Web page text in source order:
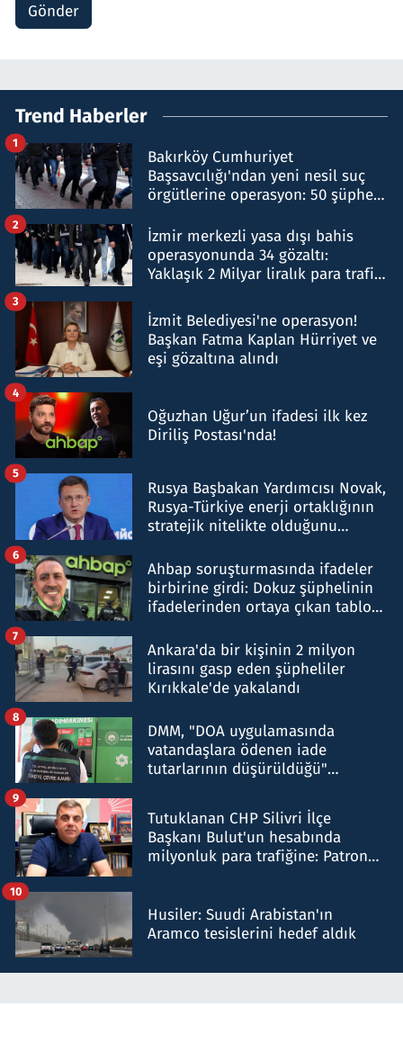
Gönder
Trend Haberler
Bakırköy Cumhuriyet
Başsavcılığı'ndan yeni nesil suç
örgütlerine operasyon: 50 şüpheli
1
İzmir merkezli yasa dışı bahis
operasyonunda 34 gözaltı:
Yaklaşık 2 Milyar liralık para trafiği
2
İzmit Belediyesi'ne operasyon!
Başkan Fatma Kaplan Hürriyet ve
eşi gözaltına alındı
3
Oğuzhan Uğur’un ifadesi ilk kez
Diriliş Postası'nda!
4
Rusya Başbakan Yardımcısı Novak,
Rusya-Türkiye enerji ortaklığının
stratejik nitelikte olduğunu
5
Ahbap soruşturmasında ifadeler
birbirine girdi: Dokuz şüphelinin
ifadelerinden ortaya çıkan tablo
6
Ankara'da bir kişinin 2 milyon
lirasını gasp eden şüpheliler
Kırıkkale'de yakalandı
7
DMM, "DOA uygulamasında
vatandaşlara ödenen iade
tutarlarının düşürüldüğü"
8
Tutuklanan CHP Silivri İlçe
Başkanı Bulut'un hesabında
milyonluk para trafiğine: Patron
9
Husiler: Suudi Arabistan'ın
Aramco tesislerini hedef aldık
10